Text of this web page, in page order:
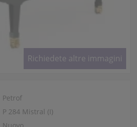
Richiedete altre immagini
Petrof
P 284 Mistral (I)